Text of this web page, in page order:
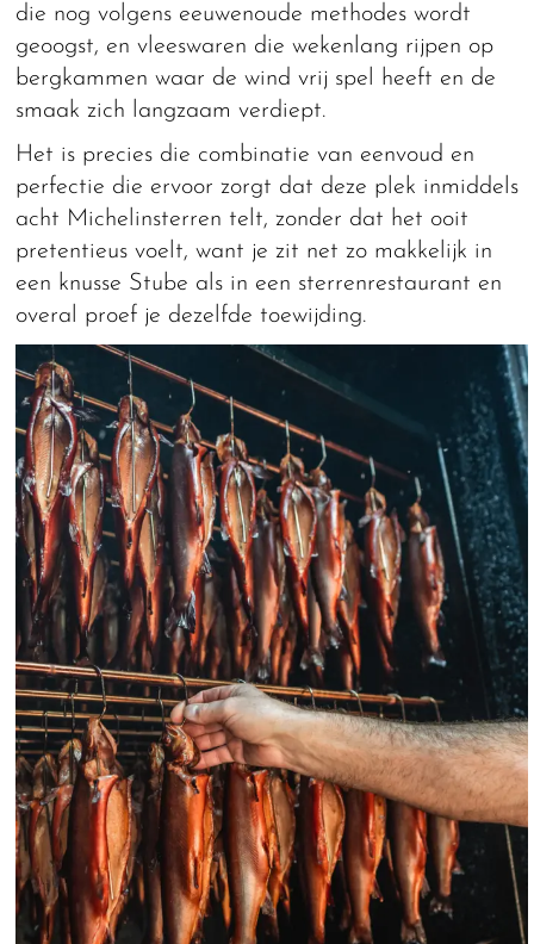
die nog volgens eeuwenoude methodes wordt
geoogst, en vleeswaren die wekenlang rijpen op
bergkammen waar de wind vrij spel heeft en de
smaak zich langzaam verdiept.
Het is precies die combinatie van eenvoud en
perfectie die ervoor zorgt dat deze plek inmiddels
acht Michelinsterren telt, zonder dat het ooit
pretentieus voelt, want je zit net zo makkelijk in
een knusse Stube als in een sterrenrestaurant en
overal proef je dezelfde toewijding.